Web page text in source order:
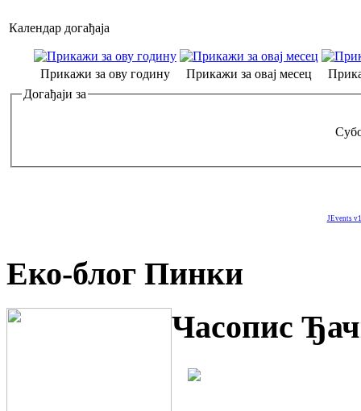
Календар догађаја
Прикажи за ову годину Прикажи за овај месец
Догађаји за
JEvents
Еко-блог Пинки
Часопис